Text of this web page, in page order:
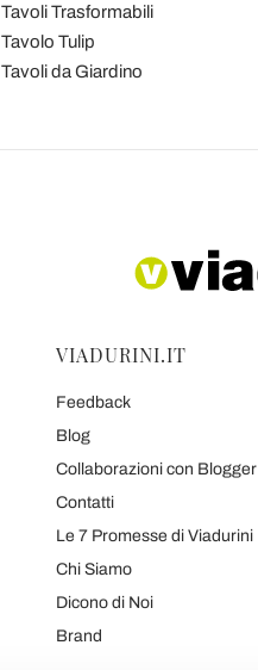
Tavoli Trasformabili
Tavolo Tulip
Tavoli da Giardino
VIADURINI.IT
Feedback
Blog
Collaborazioni con Blogger
Contatti
Le 7 Promesse di Viadurini
Chi Siamo
Dicono di Noi
Brand